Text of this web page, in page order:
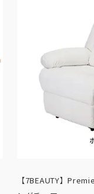
【7BEAUTY】